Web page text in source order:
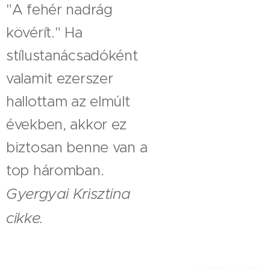
"A fehér nadrág
kövérít." Ha
stílustanácsadóként
valamit ezerszer
hallottam az elmúlt
években, akkor ez
biztosan benne van a
top háromban.
Gyergyai Krisztina
cikke.